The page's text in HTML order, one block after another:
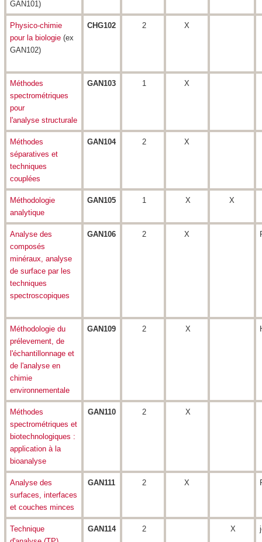
GAN101)
Physico-chimie
pour la biologie (ex
GAN102)
CHG102 2 X
Méthodes
spectrométriques
pour
l'analyse structurale
GAN103 1 X
Méthodes
séparatives et
techniques
couplées
GAN104 2 X
Méthodologie
analytique
GAN105 1 X X
Analyse des
composés
minéraux, analyse
de surface par les
techniques
spectroscopiques
GAN106 2 X
Méthodologie du
prélevement, de
l'échantillonnage et
de l'analyse en
chimie
environnementale
GAN109 2 X
Méthodes
spectrométriques et
biotechnologiques :
application à la
bioanalyse
GAN110 2 X
Analyse des
surfaces, interfaces
et couches minces
GAN111 2 X
Technique
GAN114 2 X